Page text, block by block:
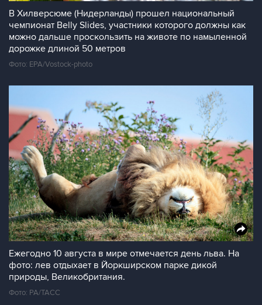
В Хилверсюме (Нидерланды) прошел национальный
чемпионат Belly Slides, участники которого должны как
можно дальше проскользить на животе по намыленной
дорожке длиной 50 метров
Фото: EPA/Vostock-photo
Ежегодно 10 августа в мире отмечается день льва. На
фото: лев отдыхает в Йоркширском парке дикой
природы, Великобритания.
Фото: PA/ТАСС